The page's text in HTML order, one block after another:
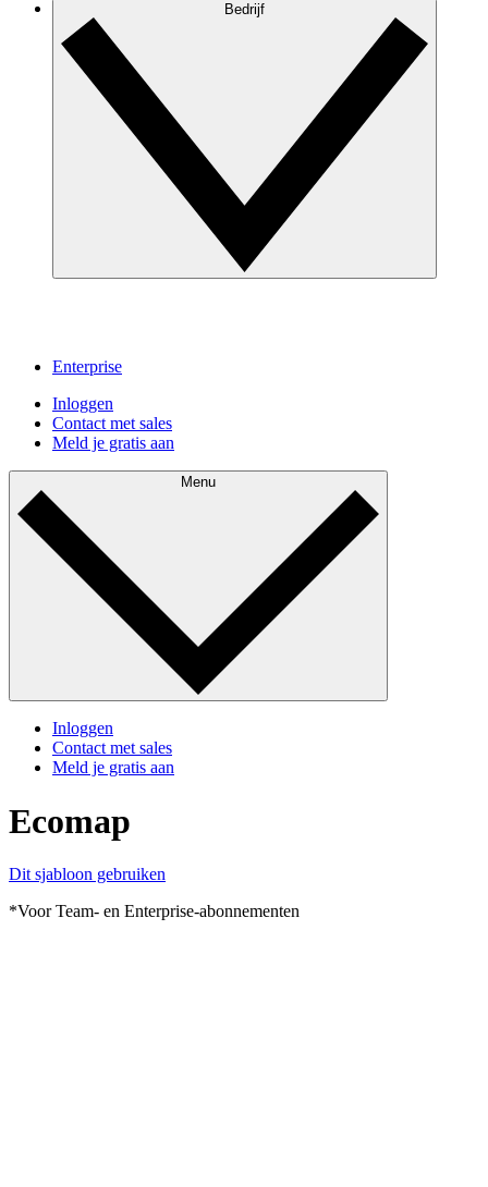
Bedrijf
Enterprise
Inloggen
Contact met sales
Meld je gratis aan
Menu
Inloggen
Contact met sales
Meld je gratis aan
Ecomap
Dit sjabloon gebruiken
*Voor Team- en Enterprise-abonnementen